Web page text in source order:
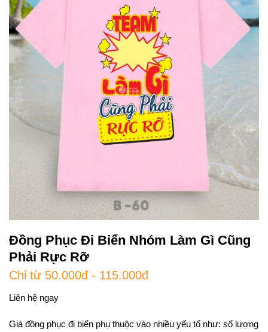
Đồng Phục Đi Biển Nhóm Làm Gì Cũng
Phải Rực Rỡ
Chỉ từ 50.000đ - 115.000đ
Liên hệ ngay
Giá đồng phục đi biển phụ thuộc vào nhiều yếu tố như: số lượng